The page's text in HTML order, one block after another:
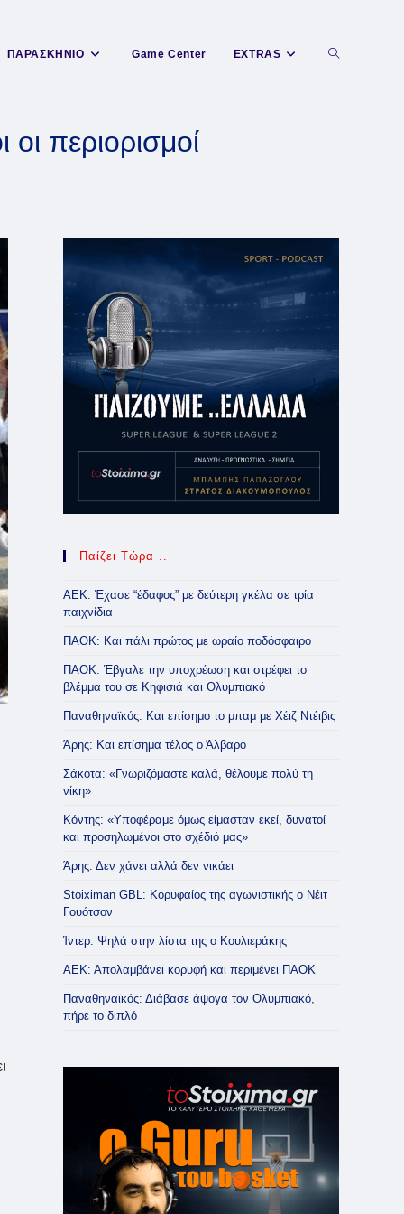
ΠΑΡΑΣΚΗΝΙΟ Game Center EXTRAS Toggle
περιορισμοί
Παίζει Τώρα ..
ΑΕΚ: Έχασε “έδαφος” με δεύτερη γκέλα σε τρία
παιχνίδια
ΠΑΟΚ: Και πάλι πρώτος με ωραίο ποδόσφαιρο
ΠΑΟΚ: Έβγαλε την υποχρέωση και στρέφει το
βλέμμα του σε Κηφισιά και Ολυμπιακό
Παναθηναϊκός: Και επίσημο το μπαμ με Χέιζ Ντέιβις
Άρης: Και επίσημα τέλος ο Άλβαρο
Σάκοτα: «Γνωριζόμαστε καλά, θέλουμε πολύ τη
νίκη»
Κόντης: «Υποφέραμε όμως είμασταν εκεί, δυνατοί
και προσηλωμένοι στο σχέδιό μας»
Άρης: Δεν χάνει αλλά δεν νικάει
Stoiximan GBL: Κορυφαίος της αγωνιστικής ο Νέιτ
Γουότσον
Ίντερ: Ψηλά στην λίστα της ο Κουλιεράκης
ΑΕΚ: Απολαμβάνει κορυφή και περιμένει ΠΑΟΚ
Παναθηναϊκός: Διάβασε άψογα τον Ολυμπιακό,
πήρε το διπλό